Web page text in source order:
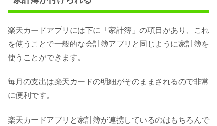
楽天カードアプリには下に「家計簿」の項目があり、これ
を使うことで一般的な会計簿アプリと同じように家計簿を
使うことができます。
毎月の支出は楽天カードの明細がそのままされるので非常
に便利です。
楽天カードアプリと家計簿が連携しているのはもちろんで